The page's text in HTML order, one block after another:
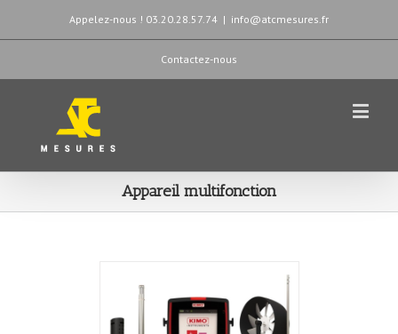
Appelez-nous ! 03.20.28.57.74 | info@atcmesures.fr
Contactez-nous
Appareil multifonction